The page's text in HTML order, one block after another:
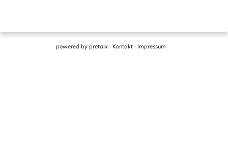
powered by pretalx · Kontakt · Impressum